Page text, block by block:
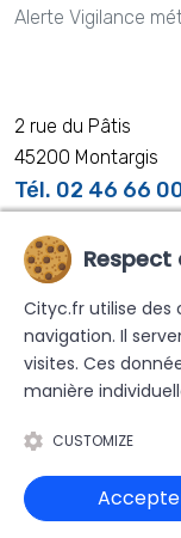
Alerte Vigilance
2 rue du Pâtis
45200 Montargis
Tél. 02 46 66
Nos
© 2025 CMRP.
Mentions légales|
Respect
Cityc.fr utilise des
navigation. Il
visites. Ces
manière
CUSTOMIZE